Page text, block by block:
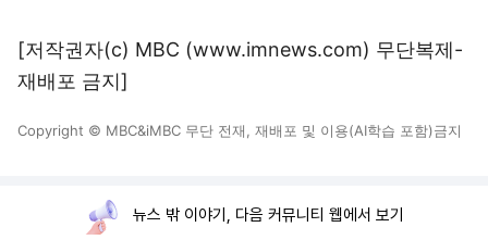
[저작권자(c) MBC (www.imnews.com) 무단복제-
재배포 금지]
Copyright © MBC&iMBC 무단 전재, 재배포 및 이용(AI학습 포함)금지
뉴스 밖 이야기, 다음 커뮤니티 웹에서 보기